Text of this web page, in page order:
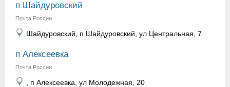
п Шайдуровский
Почта России
Шайдуровский, п Шайдуровский, ул Центральная, 7
п Алексеевка
Почта России
, п Алексеевка, ул Молодежная, 20